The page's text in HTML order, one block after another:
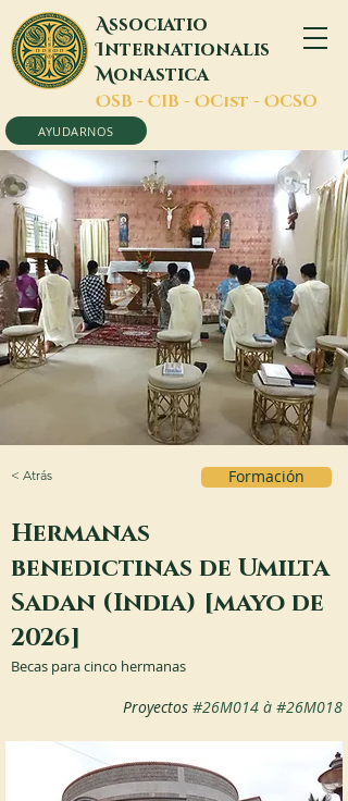
Associatio
Internationalis
Monastica
OSB - CIB - OCist - OCSO
AYUDARNOS
< Atrás Formación
Hermanas
benedictinas de Umilta
Sadan (India) [mayo de
2026]
Becas para cinco hermanas
Proyectos #26M014 à #26M018